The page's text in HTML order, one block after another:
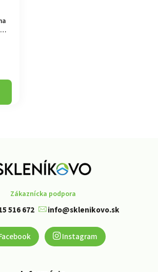
Zákaznícka podpora
516 672 info@sklenikovo.sk
Instagram